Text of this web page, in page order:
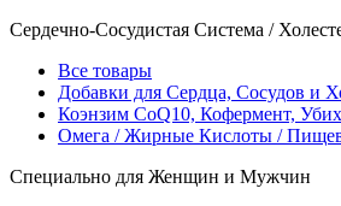
Сердечно-Сосудистая Система /
Все товары
Добавки для Сердца, Сосудов и
Коэнзим CoQ10, Кофермент,
Омега / Жирные Кислоты /
Специально для Женщин и Мужчин